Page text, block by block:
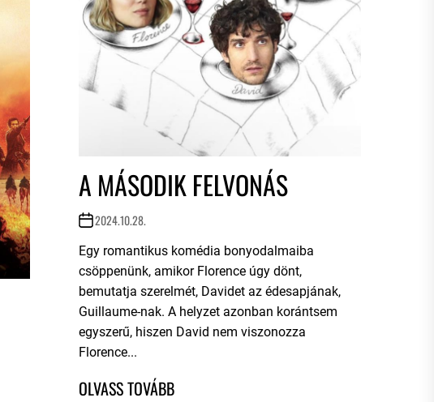
A MÁSODIK FELVONÁS
2024.10.28.
Egy romantikus komédia bonyodalmaiba
csöppenünk, amikor Florence úgy dönt,
bemutatja szerelmét, Davidet az édesapjának,
Guillaume-nak. A helyzet azonban korántsem
egyszerű, hiszen David nem viszonozza
Florence...